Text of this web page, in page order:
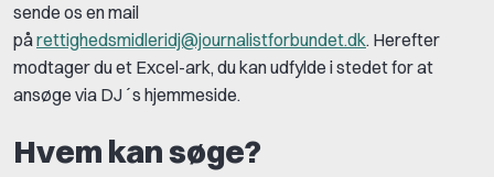
sende os en mail
pårettighedsmidleridj@journalistforbundet.dk. Herefter
modtager du et Excel-ark, du kan udfylde i stedet for at
ansøge via DJ´s hjemmeside.
Hvem kan søge?